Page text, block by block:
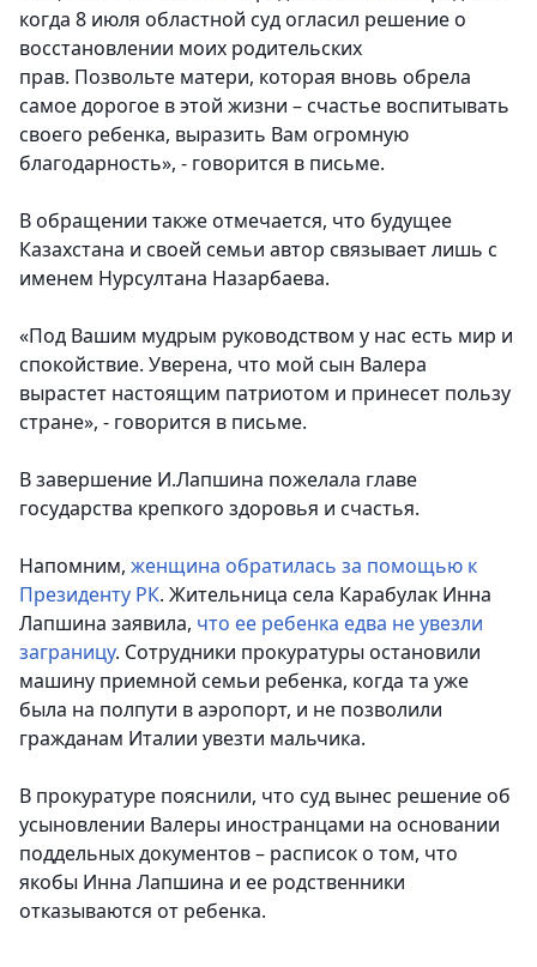
когда 8 июля областной суд огласил решение о
восстановлении моих родительских
прав. Позвольте матери, которая вновь обрела
самое дорогое в этой жизни – счастье воспитывать
своего ребенка, выразить Вам огромную
благодарность», - говорится в письме.
В обращении также отмечается, что будущее
Казахстана и своей семьи автор связывает лишь с
именем Нурсултана Назарбаева.
«Под Вашим мудрым руководством у нас есть мир и
спокойствие. Уверена, что мой сын Валера
вырастет настоящим патриотом и принесет пользу
стране», - говорится в письме.
В завершение И.Лапшина пожелала главе
государства крепкого здоровья и счастья.
Напомним, женщина обратилась за помощью к
Президенту РК. Жительница села Карабулак Инна
Лапшина заявила, что ее ребенка едва не увезли
заграницу. Сотрудники прокуратуры остановили
машину приемной семьи ребенка, когда та уже
была на полпути в аэропорт, и не позволили
гражданам Италии увезти мальчика.
В прокуратуре пояснили, что суд вынес решение об
усыновлении Валеры иностранцами на основании
поддельных документов – расписок о том, что
якобы Инна Лапшина и ее родственники
отказываются от ребенка.